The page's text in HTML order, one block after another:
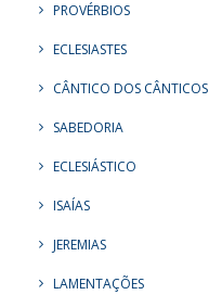
PROVÉRBIOS
ECLESIASTES
CÂNTICO DOS CÂNTICOS
SABEDORIA
ECLESIÁSTICO
ISAÍAS
JEREMIAS
LAMENTAÇÕES